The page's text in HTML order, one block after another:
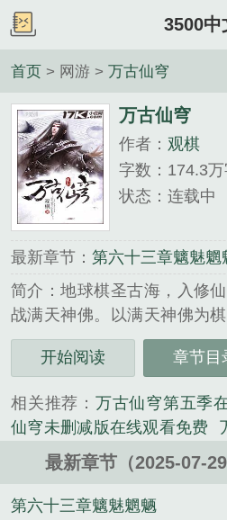
3500中
首页 > 网游 > 万古仙穹
万古仙穹
作者： 观棋
字数：174.3
状态：连载中
最新章节： 第六十三章魑魅魍
简介：地球棋圣古海，入修
战满天神佛。以满天神佛为
布局天下，独霸长生！---...
《万古仙穹》是观棋精心创作
开始阅读 章节目
相关推荐： 万古仙穹第五季
仙穹未删减版在线观看免费
搜狗百科 万古仙穹是什么意
万古仙穹第三季在线观看免费
古仙穹吧
万古仙穹第5季
最新章节（2025-07-
第六十三章魑魅魍魉